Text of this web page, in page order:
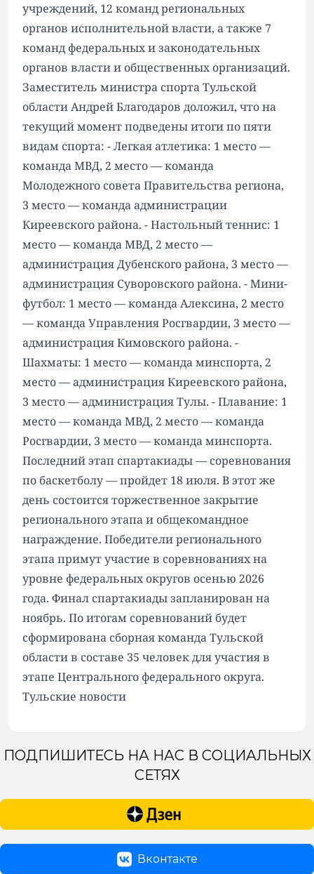
учреждений, 12 команд региональных
органов исполнительной власти, а также 7
команд федеральных и законодательных
органов власти и общественных организаций.
Заместитель министра спорта Тульской
области Андрей Благодаров доложил, что на
текущий момент подведены итоги по пяти
видам спорта: - Легкая атлетика: 1 место —
команда МВД, 2 место — команда
Молодежного совета Правительства региона,
3 место — команда администрации
Киреевского района. - Настольный теннис: 1
место — команда МВД, 2 место —
администрация Дубенского района, 3 место —
администрация Суворовского района. - Мини-
футбол: 1 место — команда Алексина, 2 место
— команда Управления Росгвардии, 3 место —
администрация Кимовского района. -
Шахматы: 1 место — команда минспорта, 2
место — администрация Киреевского района,
3 место — администрация Тулы. - Плавание: 1
место — команда МВД, 2 место — команда
Росгвардии, 3 место — команда минспорта.
Последний этап спартакиады — соревнования
по баскетболу — пройдет 18 июля. В этот же
день состоится торжественное закрытие
регионального этапа и общекомандное
награждение. Победители регионального
этапа примут участие в соревнованиях на
уровне федеральных округов осенью 2026
года. Финал спартакиады запланирован на
ноябрь. По итогам соревнований будет
сформирована сборная команда Тульской
области в составе 35 человек для участия в
этапе Центрального федерального округа.
Тульские новости
ПОДПИШИТЕСЬ НА НАС В СОЦИАЛЬНЫХ
СЕТЯХ
Вконтакте